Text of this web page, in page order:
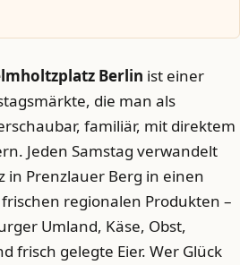
Berlin ist einer
die man als
familiär, mit direktem
Jeden Samstag verwandelt
in Prenzlauer Berg in einen
regionalen Produkten –
Umland, Käse, Obst,
frisch gelegte Eier. Wer Glück